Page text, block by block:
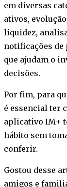
em diversas
ativos,
liquidez,
notificações de
que ajudam o
decisões.
Por fim, para
é essencial ter
aplicativo IM+
hábito sem
conferir.
Gostou desse
amigos e